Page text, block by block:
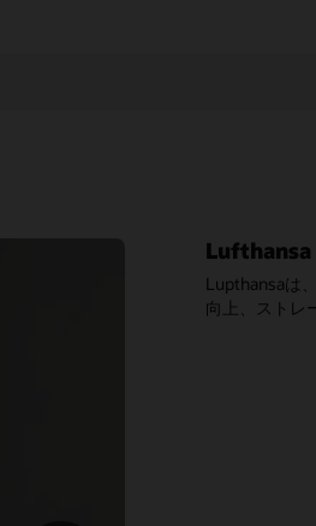
Lufthansa
Lupthansaは
向上、ストレ